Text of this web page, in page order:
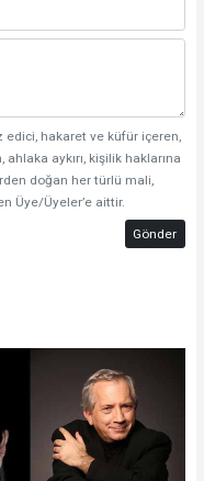
edici, hakaret ve küfür içeren,
ahlaka aykırı, kişilik haklarına
doğan her türlü mali,
Üye/Üyeler’e aittir.
Gönder